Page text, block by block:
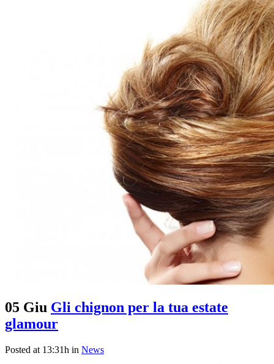
05 Giu Gli chignon per la tua estate
glamour
Posted at 13:31h in News